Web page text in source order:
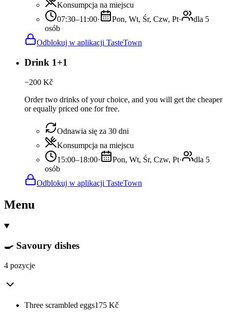
Konsumpcja na miejscu
07:30–11:00· Pon, Wt, Śr, Czw, Pt·
dla 5
osób
Odblokuj w aplikacji TasteTown
Drink 1+1
−200 Kč
Order two drinks of your choice, and you will get the cheaper
or equally priced one for free.
Odnawia się za 30 dni
Konsumpcja na miejscu
15:00–18:00· Pon, Wt, Śr, Czw, Pt·
dla 5
osób
Odblokuj w aplikacji TasteTown
Menu
🍳 Savoury dishes
4 pozycje
Three scrambled eggs175 Kč